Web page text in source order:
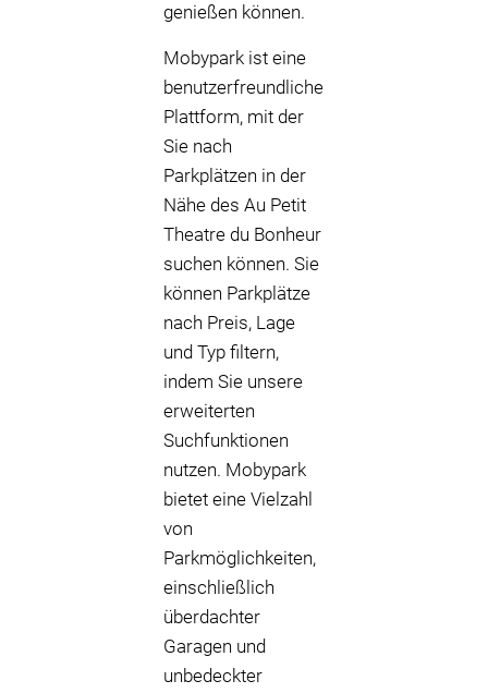
genießen können.
Mobypark ist eine
benutzerfreundliche
Plattform, mit der
Sie nach
Parkplätzen in der
Nähe des Au Petit
Theatre du Bonheur
suchen können. Sie
können Parkplätze
nach Preis, Lage
und Typ filtern,
indem Sie unsere
erweiterten
Suchfunktionen
nutzen. Mobypark
bietet eine Vielzahl
von
Parkmöglichkeiten,
einschließlich
überdachter
Garagen und
unbedeckter